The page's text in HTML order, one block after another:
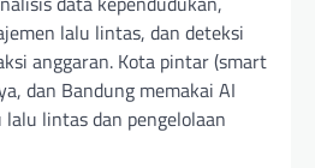
lalu lintas, dan deteksi
anggaran. Kota pintar (smart
dan Bandung memakai AI
lintas dan pengelolaan